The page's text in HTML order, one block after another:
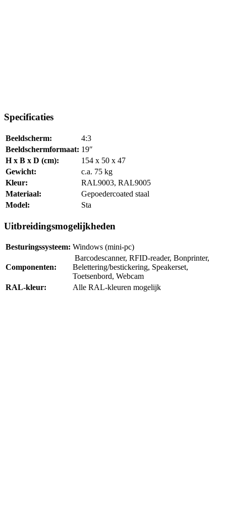
Specificaties
Beeldscherm:
4:3
Beeldschermformaat: 19″
H x B x D (cm):
154 x 50 x 47
Gewicht:
c.a. 75 kg
Kleur:
RAL9003, RAL9005
Materiaal:
Gepoedercoated staal
Model:
Sta
Uitbreidingsmogelijkheden
Besturingssysteem: Windows (mini-pc)
Componenten:
Barcodescanner, RFID-reader, Bonprinter,
Belettering/bestickering, Speakerset,
Toetsenbord, Webcam
RAL-kleur:
Alle RAL-kleuren mogelijk